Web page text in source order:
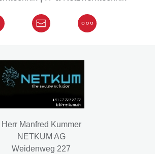
Herr Manfred Kummer
NETKUM AG
Weidenweg 227